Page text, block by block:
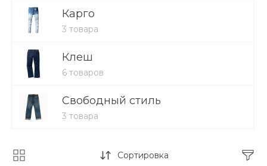
Карго
3 товара
Клеш
6 товаров
Свободный стиль
3 товара
Сортировка